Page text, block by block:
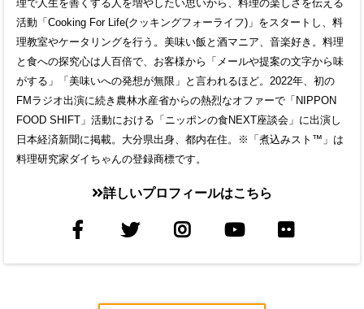
理で人生を善くする人を増やしたい思いから、料理の楽しさを伝える
活動「Cooking For Life(クッキングフォーライフ)」をスタートし、料
理教室やケータリングを行う。美味い飯と酒マニア、音楽好き。料理
と食への探究心は人百倍で、お客様から「メールや提案の文字から味
がする」「美味いへの発想が無限」と言われるほど。2022年、初の
FMラジオ出演に続き農林水産省からの熱烈なオファーで「NIPPON
FOOD SHIFT」活動における「ニッポンの食NEXT座談会」に出演し
日本経済新聞に掲載。大分県出身、都内在住。※「煮込みスト™」は
料理研究家ダイちゃんの登録商標です。
詳しいプロフィールはこちら